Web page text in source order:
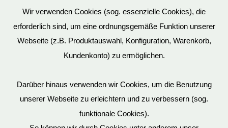
Wir verwenden Cookies (sog. essenzielle Cookies), die
erforderlich sind, um eine ordnungsgemäße Funktion unserer
Webseite (z.B. Produktauswahl, Konfiguration, Warenkorb,
Kundenkonto) zu ermöglichen.
Darüber hinaus verwenden wir Cookies, um die Benutzung
unserer Webseite zu erleichtern und zu verbessern (sog.
funktionale Cookies).